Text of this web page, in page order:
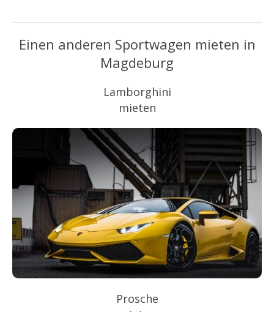
Einen anderen Sportwagen mieten in
Magdeburg
Lamborghini
mieten
Prosche